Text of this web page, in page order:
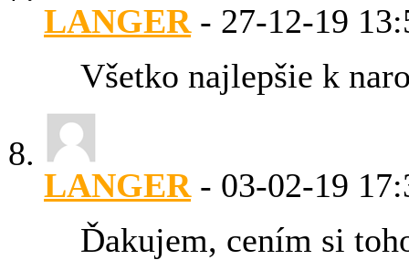
LANGER- 27-12-19
Všetko najlepšie k
LANGER- 03-02-19
Ďakujem, cením si